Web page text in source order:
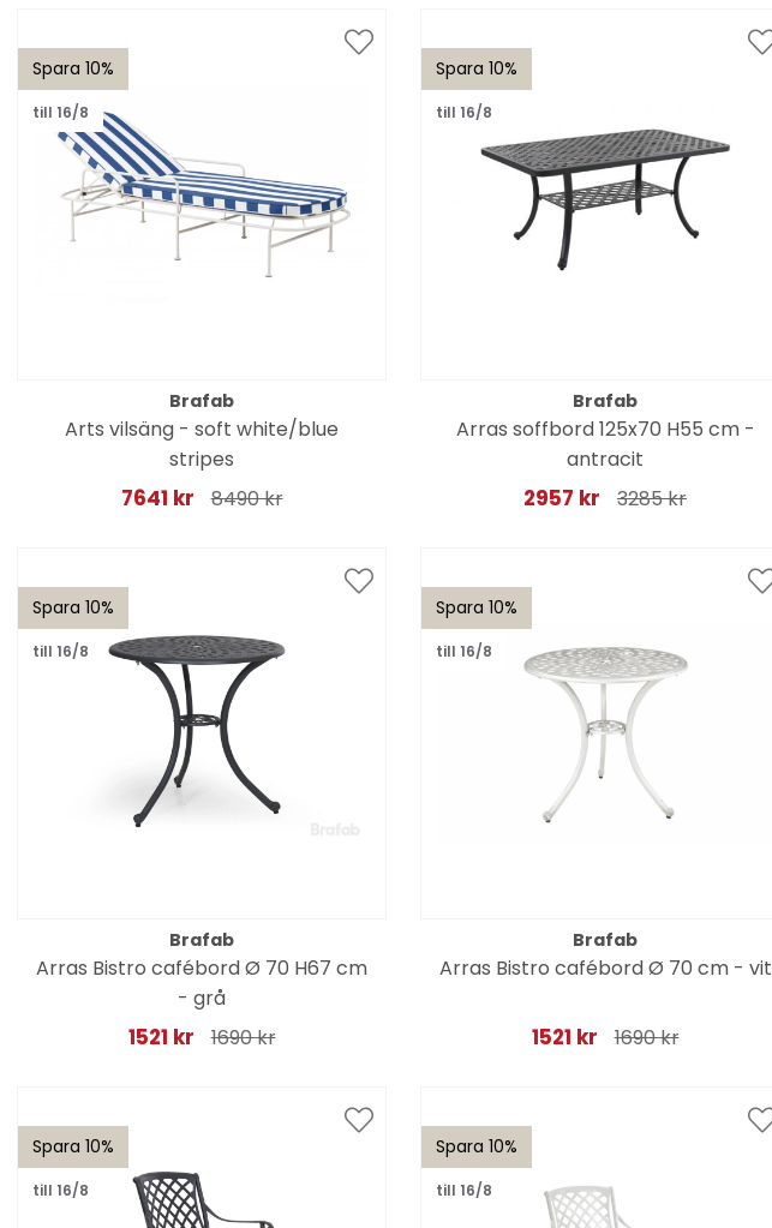
Spara 10%
till 16/8
Brafab
Arts vilsäng - soft white/blue
stripes
7641 kr 8490 kr
Spara 10%
till 16/8
Brafab
Arras soffbord 125x70 H55 cm -
antracit
2957 kr 3285 kr
Spara 10%
till 16/8
Brafab
Arras Bistro cafébord Ø 70 H67 cm
- grå
1521 kr 1690 kr
Spara 10%
till 16/8
Brafab
Arras Bistro cafébord Ø 70 cm - vit
1521 kr 1690 kr
Spara 10%
till 16/8
Spara 10%
till 16/8